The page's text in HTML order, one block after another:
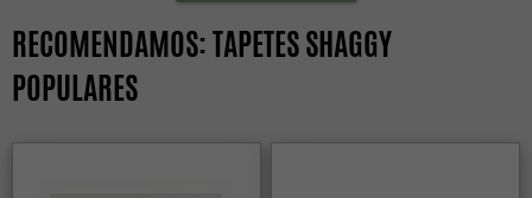
RECOMENDAMOS: TAPETES SHAGGY
POPULARES